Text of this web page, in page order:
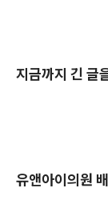
지금까지 긴 글
유앤아이의원